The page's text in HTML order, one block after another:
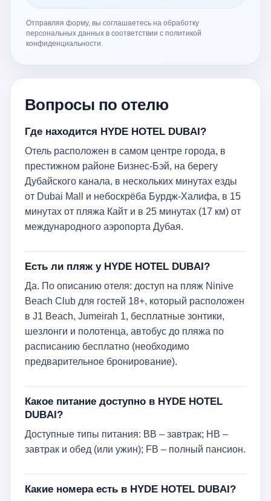
Отправляя форму, вы соглашаетесь на обработку
персональных данных в соответствии с политикой
конфиденциальности.
Вопросы по отелю
Где находится HYDE HOTEL DUBAI?
Отель расположен в самом центре города, в
престижном районе Бизнес-Бэй, на берегу
Дубайского канала, в нескольких минутах езды
от Dubai Mall и небоскрёба Бурдж-Халифа, в 15
минутах от пляжа Кайт и в 25 минутах (17 км) от
международного аэропорта Дубая.
Есть ли пляж у HYDE HOTEL DUBAI?
Да. По описанию отеля: доступ на пляж Ninive
Beach Club для гостей 18+, который расположен
в J1 Beach, Jumeirah 1, бесплатные зонтики,
шезлонги и полотенца, автобус до пляжа по
расписанию бесплатно (необходимо
предварительное бронирование).
Какое питание доступно в HYDE HOTEL
DUBAI?
Доступные типы питания: BB – завтрак; HB –
завтрак и обед (или ужин); FB – полный пансион.
Какие номера есть в HYDE HOTEL DUBAI?